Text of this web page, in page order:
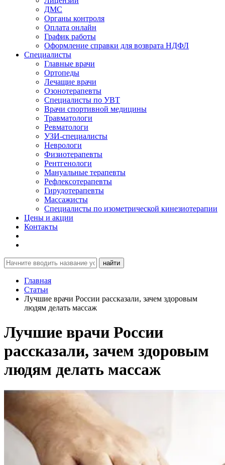
ДМС
Органы контроля
Оплата онлайн
График работы
Оформление справки для возврата НДФЛ
Специалисты
Главные врачи
Ортопеды
Лечащие врачи
Озонотерапевты
Специалисты по УВТ
Врачи спортивной медицины
Травматологи
Ревматологи
УЗИ-специалисты
Неврологи
Физиотерапевты
Рентгенологи
Мануальные терапевты
Рефлексотерапевты
Гирудотерапевты
Массажисты
Специалисты по изометрической кинезиотерапии
Цены и акции
Контакты
найти
Главная
Статьи
Лучшие врачи России рассказали, зачем здоровым
людям делать массаж
Лучшие врачи России
рассказали, зачем здоровым
людям делать массаж